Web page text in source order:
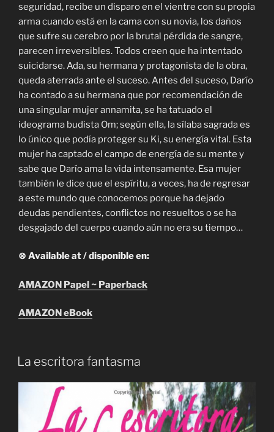
seguridad, recibe un disparo en el vientre con su propia
arma cuando está en la cama con su novia, los daños
que sufre su cerebro por la brutal pérdida de sangre,
parecen irreversibles. Todos creen que ha intentado
suicidarse. Ada, su hermana y protagonista de la obra,
queda aterrada ante el suceso. Antes del suceso, Darío
ha contado a su hermana que por recomendación de
una singular mujer annamita, se ha tatuado el
ideograma budista Om; según ella, la sílaba sagrada es
lo único que podía proteger su Ki, su energía vital. Esta
mujer ha captado el campo de energía de su mente y
sabe que Darío ama la vida intensamente. Esa mujer
también le dice que el espíritu, a veces, ha de regresar
a este mundo que conocemos porque ha dejado
deudas pendientes, conflictos no resueltos o se ha
desgajado del cuerpo cuando aún no era su tiempo…
⊗ Available at / disponible en:
AMAZON Papel ~ Paperback
AMAZON eBook
La escritora fantasma